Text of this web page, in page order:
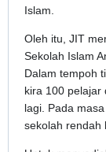
Islam.
Oleh itu, JIT
Sekolah Islam
Dalam tempoh
kira 100 pelajar
lagi. Pada
sekolah rendah